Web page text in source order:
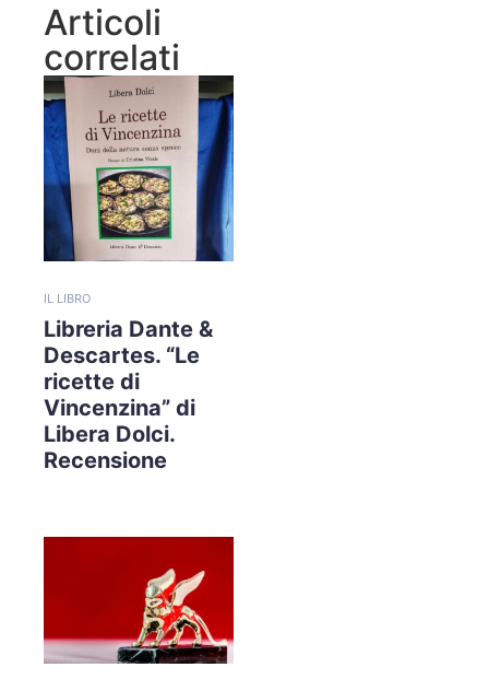
Articoli
correlati
IL LIBRO
Libreria Dante &
Descartes. “Le
ricette di
Vincenzina” di
Libera Dolci.
Recensione